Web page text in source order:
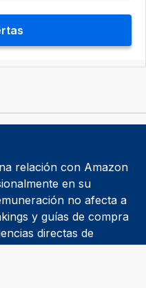
relación con Amazon
en su
no afecta a
y guías de compra
directas de